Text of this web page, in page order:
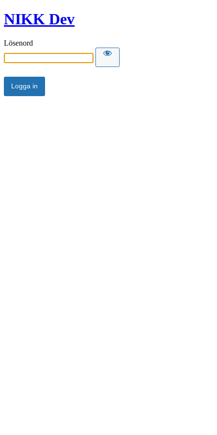
NIKK Dev
Lösenord